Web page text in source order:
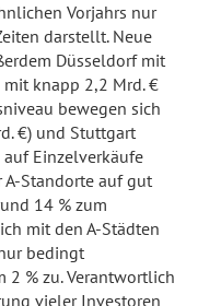
Vorjahrs nur
darstellt. Neue
Düsseldorf mit
knapp 2,2 Mrd. €
bewegen sich
€) und Stuttgart
auf Einzelverkäufe
Standorte auf gut
14 % zum
mit den A-Städten
bedingt
% zu. Verantwortlich
vieler Investoren